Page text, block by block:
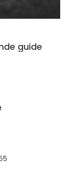
guide